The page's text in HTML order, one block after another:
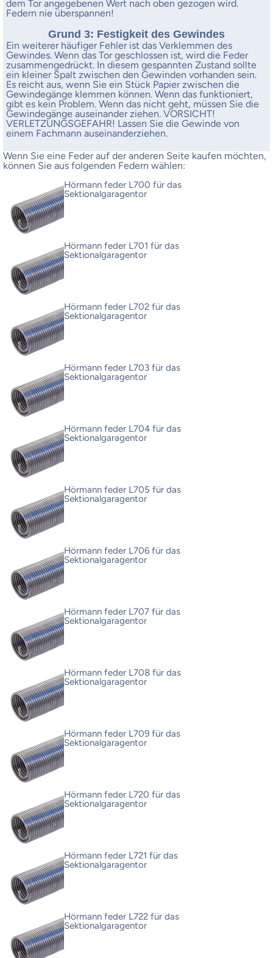
dem Tor angegebenen Wert nach oben gezogen wird.
Federn nie überspannen!
Grund 3: Festigkeit des Gewindes
Ein weiterer häufiger Fehler ist das Verklemmen des
Gewindes. Wenn das Tor geschlossen ist, wird die Feder
zusammengedrückt. In diesem gespannten Zustand sollte
ein kleiner Spalt zwischen den Gewinden vorhanden sein.
Es reicht aus, wenn Sie ein Stück Papier zwischen die
Gewindegänge klemmen können. Wenn das funktioniert,
gibt es kein Problem. Wenn das nicht geht, müssen Sie die
Gewindegänge auseinander ziehen. VORSICHT!
VERLETZUNGSGEFAHR! Lassen Sie die Gewinde von
einem Fachmann auseinanderziehen.
Wenn Sie eine Feder auf der anderen Seite kaufen möchten,
können Sie aus folgenden Federn wählen:
Hörmann feder L700 für das
Sektionalgaragentor
Hörmann feder L701 für das
Sektionalgaragentor
Hörmann feder L702 für das
Sektionalgaragentor
Hörmann feder L703 für das
Sektionalgaragentor
Hörmann feder L704 für das
Sektionalgaragentor
Hörmann feder L705 für das
Sektionalgaragentor
Hörmann feder L706 für das
Sektionalgaragentor
Hörmann feder L707 für das
Sektionalgaragentor
Hörmann feder L708 für das
Sektionalgaragentor
Hörmann feder L709 für das
Sektionalgaragentor
Hörmann feder L720 für das
Sektionalgaragentor
Hörmann feder L721 für das
Sektionalgaragentor
Hörmann feder L722 für das
Sektionalgaragentor